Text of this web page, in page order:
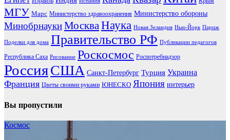
МГУ Марс Министерство здравоохранения Министерство обороны
МинобрнаукиМоскваНаука Новая Зеландия Нью-Йорк Париж
Поделки для дома Правительство РФ Публикации педагогов
Республика Саха Рисование Роскосмос Роспотребнадзор
РоссияСША Санкт-Петербург Турция Украина
Франция Цветы своими руками ЮНЕСКО Япония интерьер
Вы пропустили
Космос